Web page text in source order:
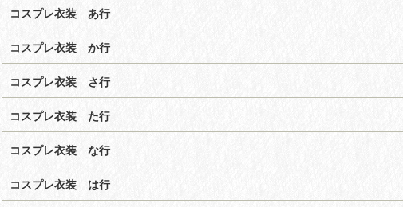
コスプレ衣装 あ行
コスプレ衣装 か行
コスプレ衣装 さ行
コスプレ衣装 た行
コスプレ衣装 な行
コスプレ衣装 は行